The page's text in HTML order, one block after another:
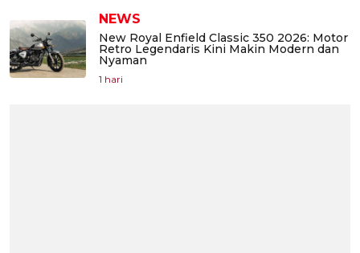
NEWS
New Royal Enfield Classic 350 2026: Motor
Retro Legendaris Kini Makin Modern dan
Nyaman
1 hari